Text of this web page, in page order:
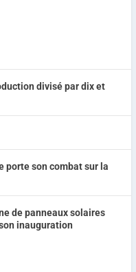
divisé par dix et
porte son combat sur la
de panneaux solaires
inauguration